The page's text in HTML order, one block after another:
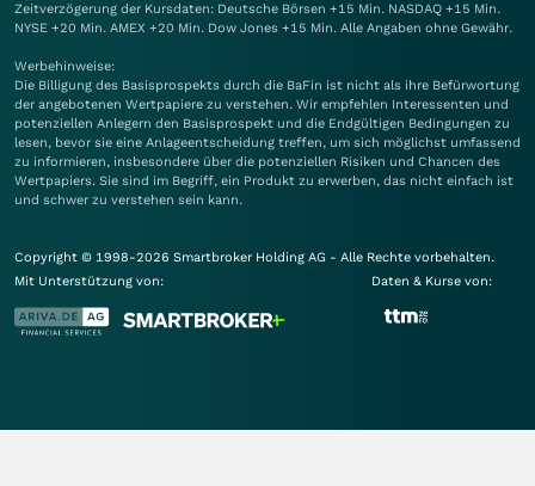
Zeitverzögerung der Kursdaten: Deutsche Börsen +15 Min. NASDAQ +15 Min.
NYSE +20 Min. AMEX +20 Min. Dow Jones +15 Min. Alle Angaben ohne Gewähr.
Werbehinweise:
Die Billigung des Basisprospekts durch die BaFin ist nicht als ihre Befürwortung
der angebotenen Wertpapiere zu verstehen. Wir empfehlen Interessenten und
potenziellen Anlegern den Basisprospekt und die Endgültigen Bedingungen zu
lesen, bevor sie eine Anlageentscheidung treffen, um sich möglichst umfassend
zu informieren, insbesondere über die potenziellen Risiken und Chancen des
Wertpapiers. Sie sind im Begriff, ein Produkt zu erwerben, das nicht einfach ist
und schwer zu verstehen sein kann.
Copyright © 1998-2026 Smartbroker Holding AG - Alle Rechte vorbehalten.
Mit Unterstützung von:
Daten & Kurse von: